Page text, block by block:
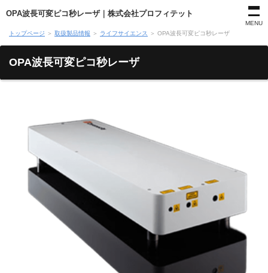
OPA波長可変ピコ秒レーザ｜株式会社プロフィテット
MENU
トップページ ＞ 取扱製品情報 ＞ ライフサイエンス ＞ OPA波長可変ピコ秒レーザ
OPA波長可変ピコ秒レーザ